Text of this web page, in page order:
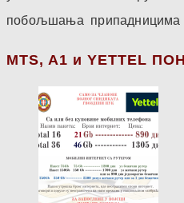
побољшања
МТS, A1 и YETTEL